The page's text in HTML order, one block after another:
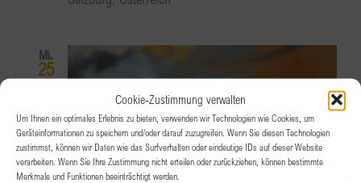
Cookie-Zustimmung verwalten
Um Ihnen ein optimales Erlebnis zu bieten, verwenden wir Technologien wie Cookies, um
Geräteinformationen zu speichern und/oder darauf zuzugreifen. Wenn Sie diesen Technologien
zustimmst, können wir Daten wie das Surfverhalten oder eindeutige IDs auf dieser Website
verarbeiten. Wenn Sie Ihre Zustimmung nicht erteilen oder zurückziehen, können bestimmte
Merkmale und Funktionen beeinträchtigt werden.
Mi.
25